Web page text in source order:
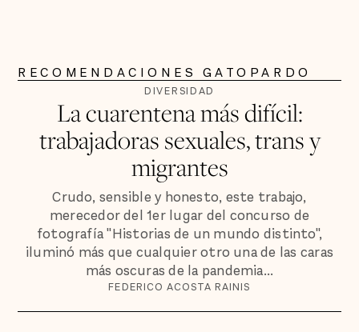
RECOMENDACIONES GATOPARDO
DIVERSIDAD
La cuarentena más difícil:
trabajadoras sexuales, trans y
migrantes
Crudo, sensible y honesto, este trabajo,
merecedor del 1er lugar del concurso de
fotografía "Historias de un mundo distinto",
iluminó más que cualquier otro una de las caras
más oscuras de la pandemia...
FEDERICO ACOSTA RAINIS